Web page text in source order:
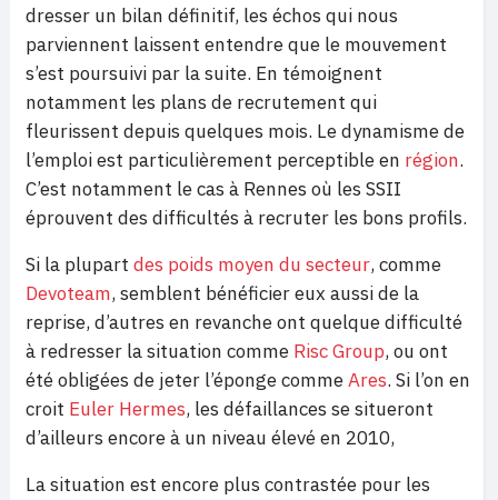
dresser un bilan définitif, les échos qui nous
parviennent laissent entendre que le mouvement
s’est poursuivi par la suite. En témoignent
notamment les plans de recrutement qui
fleurissent depuis quelques mois. Le dynamisme de
l’emploi est particulièrement perceptible en région.
C’est notamment le cas à Rennes où les SSII
éprouvent des difficultés à recruter les bons profils.
Si la plupart des poids moyen du secteur, comme
Devoteam, semblent bénéficier eux aussi de la
reprise, d’autres en revanche ont quelque difficulté
à redresser la situation comme Risc Group, ou ont
été obligées de jeter l’éponge commeAres. Si l’on en
croit Euler Hermes, les défaillances se situeront
d’ailleurs encore à un niveau élevé en 2010,
La situation est encore plus contrastée pour les